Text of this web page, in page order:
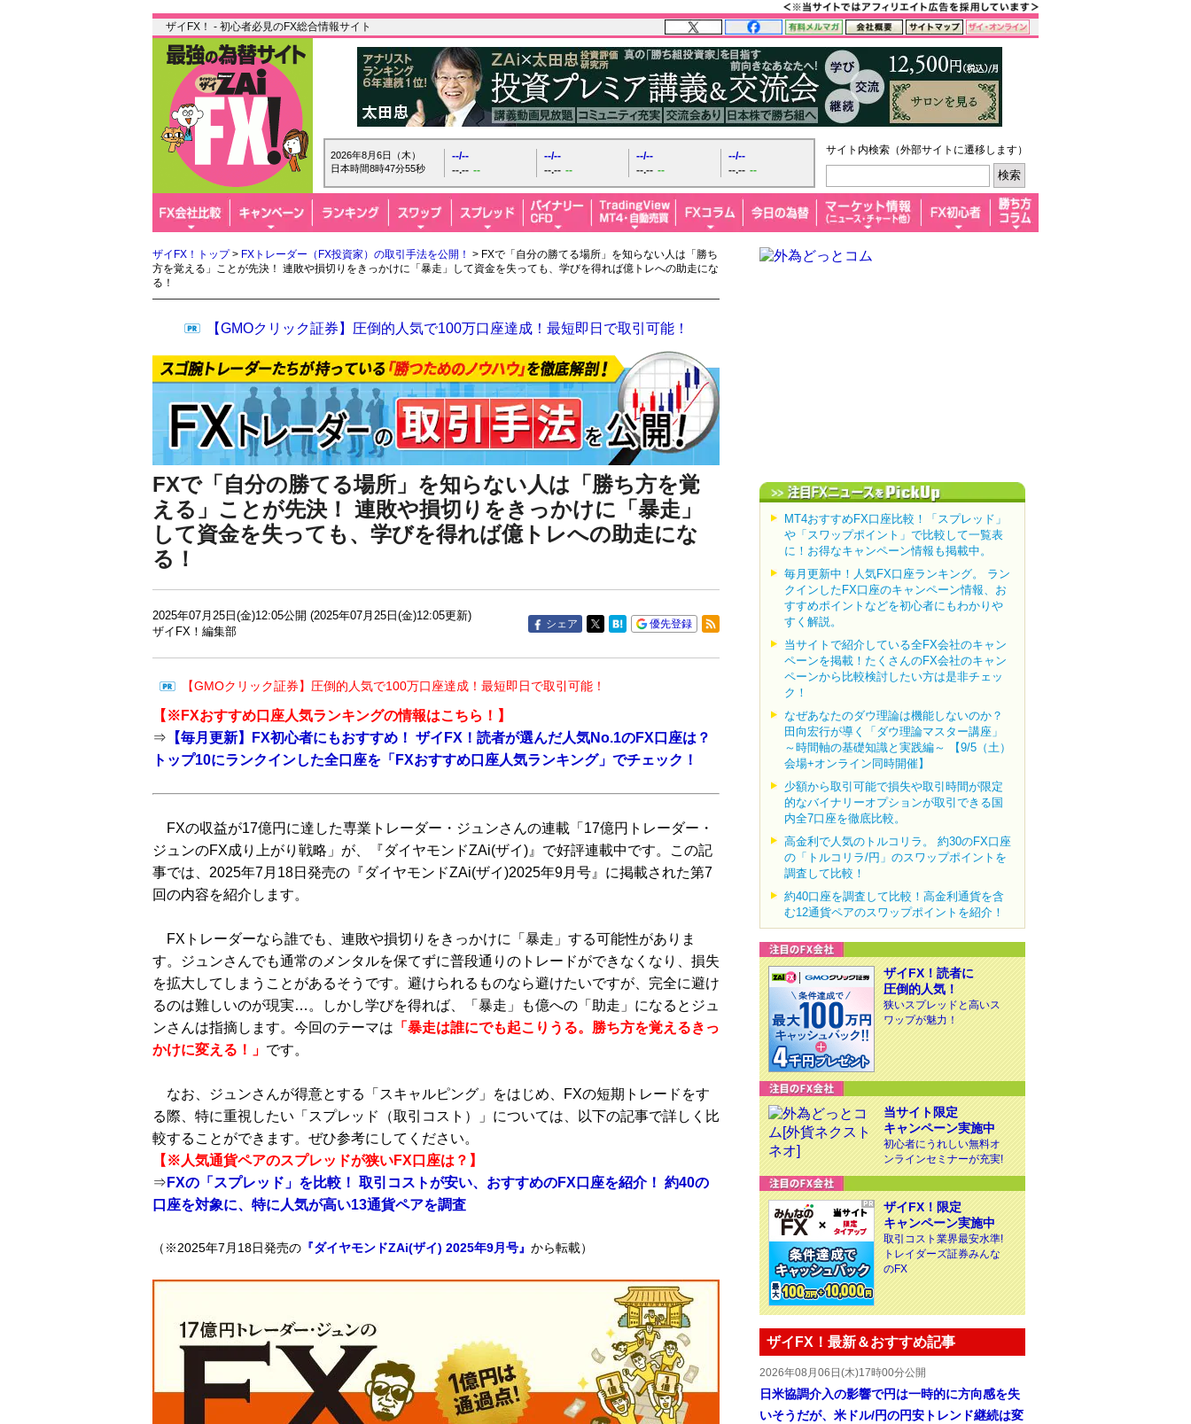
ザイFX！ - 初心者必見のFX総合情報サイト
2026年8月6日（木）
日本時間8時47分56秒
--/--
--.-- --
--/--
--.-- --
--/--
--.-- --
--/--
--.-- --
サイト内検索（外部サイトに遷移します）
ザイFX！トップ> FXトレーダー（FX投資家）の取引手法を公開！ > FXで「自分の勝てる場所」を知らない人は「勝ち
方を覚える」ことが先決！ 連敗や損切りをきっかけに「暴走」して資金を失っても、学びを得れば億トレへの助走にな
る！
【GMOクリック証券】圧倒的人気で100万口座達成！最短即日で取引可能！
FXで「自分の勝てる場所」を知らない人は「勝ち方を覚
える」ことが先決！ 連敗や損切りをきっかけに「暴走」
して資金を失っても、学びを得れば億トレへの助走にな
る！
2025年07月25日(金)12:05公開 (2025年07月25日(金)12:05更新)
ザイFX！編集部
シェア 優先登録
【GMOクリック証券】圧倒的人気で100万口座達成！最短即日で取引可能！
【※ FXおすすめ口座人気ランキングの情報はこちら！】
⇒ 【毎月更新】FX初心者にもおすすめ！ ザイFX！読者が選んだ人気No.1のFX口座は？
トップ10にランクインした全口座を「FXおすすめ口座人気ランキング」でチェック！
FXの収益が17億円に達した専業トレーダー・ジュンさんの連載「17億円トレーダー・
ジュンのFX成り上がり戦略」が、『ダイヤモンドZAi(ザイ)』で好評連載中です。この記
事では、2025年7月18日発売の『ダイヤモンドZAi(ザイ)2025年9月号』に掲載された第7
回の内容を紹介します。
FXトレーダーなら誰でも、連敗や損切りをきっかけに「暴走」する可能性がありま
す。ジュンさんでも通常のメンタルを保てずに普段通りのトレードができなくなり、損失
を拡大してしまうことがあるそうです。避けられるものなら避けたいですが、完全に避け
るのは難しいのが現実…。しかし学びを得れば、「暴走」も億への「助走」になるとジュ
ンさんは指摘します。今回のテーマは 「暴走は誰にでも起こりうる。勝ち方を覚えるきっ
かけに変える！」 です。
なお、ジュンさんが得意とする「スキャルピング」をはじめ、FXの短期トレードをす
る際、特に重視したい「スプレッド（取引コスト）」については、以下の記事で詳しく比
較することができます。ぜひ参考にしてください。
【※人気通貨ペアのスプレッドが狭いFX口座は？】
⇒ FXの「スプレッド」を比較！ 取引コストが安い、おすすめのFX口座を紹介！ 約40の
口座を対象に、特に人気が高い13通貨ペアを調査
（※2025年7月18日発売の 『ダイヤモンドZAi(ザイ) 2025年9月号』 から転載）
MT4おすすめFX口座比較！「スプレッド」
や「スワップポイント」で比較して一覧表
に！お得なキャンペーン情報も掲載中。
毎月更新中！人気FX口座ランキング。 ラン
クインしたFX口座のキャンペーン情報、お
すすめポイントなどを初心者にもわかりや
すく解説。
当サイトで紹介している全FX会社のキャン
ペーンを掲載！たくさんのFX会社のキャン
ペーンから比較検討したい方は是非チェッ
ク！
なぜあなたのダウ理論は機能しないのか？
田向宏行が導く「ダウ理論マスター講座」
～時間軸の基礎知識と実践編～ 【9/5（土）
会場+オンライン同時開催】
少額から取引可能で損失や取引時間が限定
的なバイナリーオプションが取引できる国
内全7口座を徹底比較。
高金利で人気のトルコリラ。 約30のFX口座
の「トルコリラ/円」のスワップポイントを
調査して比較！
約40口座を調査して比較！高金利通貨を含
む12通貨ペアのスワップポイントを紹介！
ザイFX！読者に
圧倒的人気！
狭いスプレッドと高いス
ワップが魅力！
当サイト限定
キャンペーン実施中
初心者にうれしい無料オ
ンラインセミナーが充実!
ザイFX！限定
キャンペーン実施中
取引コスト業界最安水準!
トレイダーズ証券みんな
のFX
ザイFX！最新＆おすすめ記事
2026年08月06日(木)17時00分公開
日米協調介入の影響で円は一時的に方向感を失
いそうだが、米ドル/円の円安トレンド継続は変